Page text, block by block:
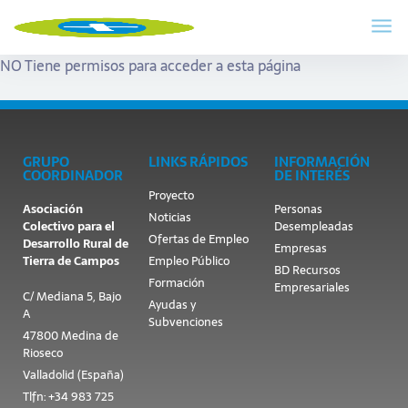
NO Tiene permisos para acceder a esta página
GRUPO
COORDINADOR
Asociación
Colectivo para el
Desarrollo Rural de
Tierra de Campos
C/ Mediana 5, Bajo
A
47800 Medina de
Rioseco
Valladolid (España)
Tlfn: +34 983 725
LINKS RÁPIDOS
Proyecto
Noticias
Ofertas de Empleo
Empleo Público
Formación
Ayudas y
Subvenciones
INFORMACIÓN
DE INTERÉS
Personas
Desempleadas
Empresas
BD Recursos
Empresariales